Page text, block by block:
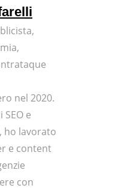
nel 2020.
e
ho lavorato
e content
con